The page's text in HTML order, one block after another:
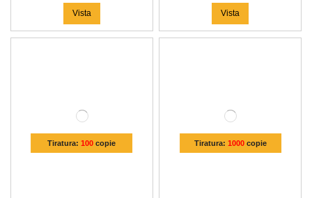
Vista Vista
Tiratura:100 copie Tiratura: 1000copie